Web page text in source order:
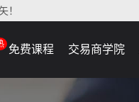
！
免费课程 交易商学院